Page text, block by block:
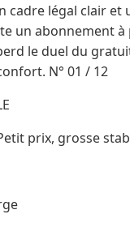
cadre légal clair et
un abonnement
le duel du
N° 01 / 12
prix, grosse